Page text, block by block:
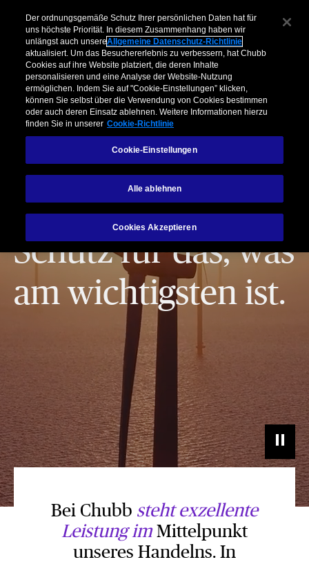
Schutz für das, was
am wichtigsten ist.
Bei Chubb steht exzellente
Leistung imMittelpunkt
unseres Handelns. In
Der ordnungsgemäße Schutz Ihrer persönlichen Daten hat für
uns höchste Priorität. In diesem Zusammenhang haben wir
unlängst auch unsereAllgemeine Datenschutz-Richtlinie
aktualisiert. Um das Besuchererlebnis zu verbessern, hat Chubb
Cookies auf ihre Website platziert, die deren Inhalte
personalisieren und eine Analyse der Website-Nutzung
ermöglichen. Indem Sie auf "Cookie-Einstellungen” klicken,
können Sie selbst über die Verwendung von Cookies bestimmen
oder auch deren Einsatz ablehnen. Weitere Informationen hierzu
finden Sie in unserer Cookie-Richtlinie
Cookie-Einstellungen
Alle ablehnen
Cookies Akzeptieren